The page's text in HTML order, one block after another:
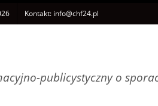
Kontakt: info@chf24.pl
publicystyczny o